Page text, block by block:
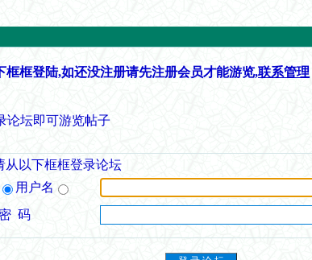
框登陆,如还没注册请先注册会员才能游览,联系管理
论坛即可游览帖子
从以下框框登录论坛
用户名
密 码